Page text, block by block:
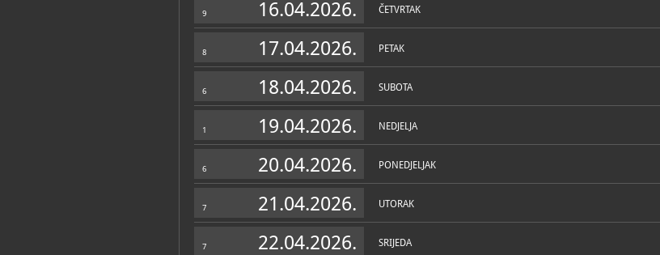
9 16.04.2026. ČETVRTAK
8 17.04.2026. PETAK
6 18.04.2026. SUBOTA
1 19.04.2026. NEDJELJA
6 20.04.2026. PONEDJELJAK
7 21.04.2026. UTORAK
7 22.04.2026. SRIJEDA
stanovanje. Po pitanju samih arhitektonskih projekata,
arhitekt Harold Bilinić, dok je građevinske radove vodio
dio imanja koji je bio u njegovome vlasništvu, zajedno s
pripadajućim umjetninama, darovao Republici
u njoj služe svete mise na narodnom jeziku.
cjelovitosti tematskog ciklusa, spajanja prirodnog i
emocionalne vezanosti za ovaj prostor, Crikvine
zauzimaju jedinstveno mjesto unutar Meštrovićeva
opusa.